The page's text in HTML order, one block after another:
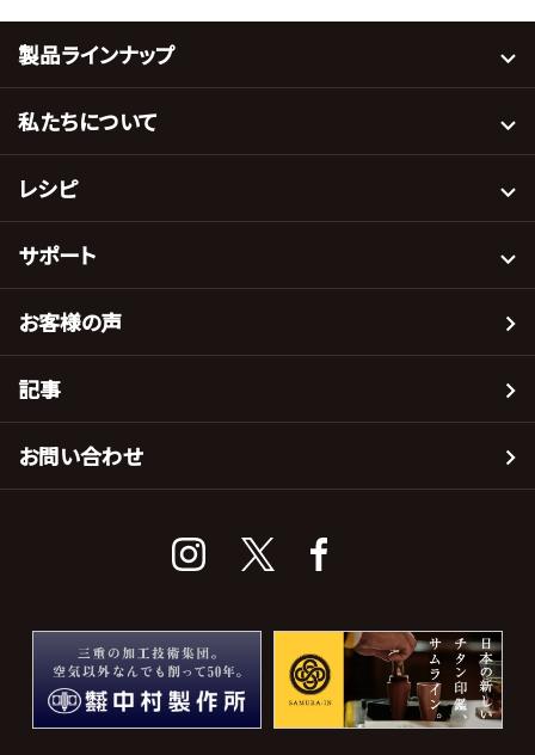
製品ラインナップ
私たちについて
レシピ
サポート
お客様の声
記事
お問い合わせ